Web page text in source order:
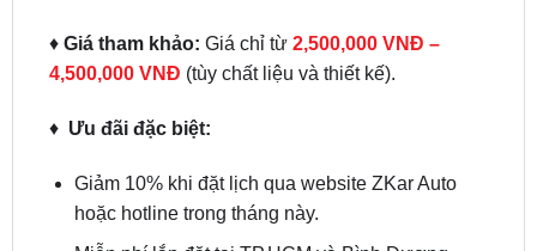
♦Ưu đãi đặc biệt:
Giảm 10% khi đặt lịch qua website ZKar Auto
Miễn phí lắp đặt tại TP.HCM và Bình Dương.